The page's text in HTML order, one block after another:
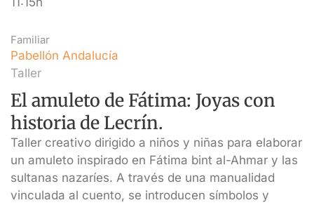
Familiar
Pabellón Andalucía
Taller
El amuleto de Fátima: Joyas con
historia de Lecrín.
Taller creativo dirigido a niños y niñas para elaborar
un amuleto inspirado en Fátima bint al-Ahmar y las
sultanas nazaríes. A través de una manualidad
vinculada al cuento, se introducen símbolos y